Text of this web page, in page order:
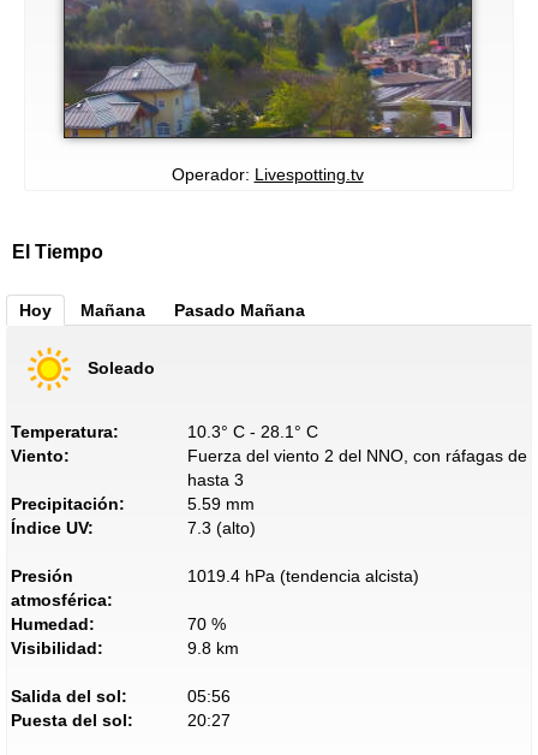
Operador: Livespotting.tv
El Tiempo
Hoy Mañana Pasado Mañana
Soleado
Temperatura:
10.3° C - 28.1° C
Viento:
Fuerza del viento 2 del NNO, con ráfagas de
hasta 3
Precipitación:
5.59 mm
Índice UV:
7.3 (alto)
Presión
atmosférica:
1019.4 hPa (tendencia alcista)
Humedad:
70 %
Visibilidad:
9.8 km
Salida del sol:
05:56
Puesta del sol:
20:27